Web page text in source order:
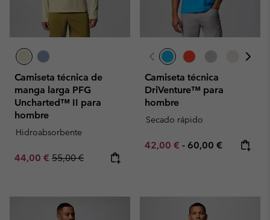
Camiseta técnica de
manga larga PFG
Uncharted™ II para
hombre
Hidroabsorbente
Sale price:
44,00 € Regular price:
55,00 €
Camiseta técnica
DriVenture™ para
hombre
Secado rápido
Minimum sale price:
42,00 € - Maximum price:
60,00 €